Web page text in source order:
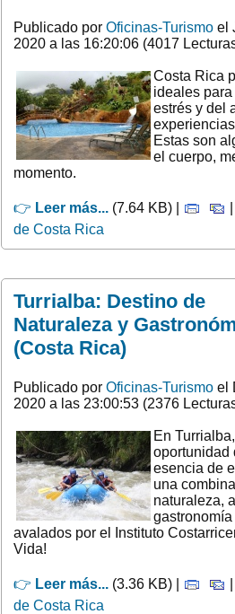
Publicado por Oficinas-Turismo el
2020 a las 16:20:06 (4017
Costa Rica
ideales
estrés y del
Estas son
el cuerpo,
momento.
👉 Leer más... (7.64 KB) |
de Costa Rica
Turrialba: Destino de
Naturaleza y
(Costa Rica)
Publicado por Oficinas-Turismo el
2020 a las 23:00:53 (2376
En
oportunidad
esencia de
una
naturaleza,
avalados por el Instituto
Vida!
👉 Leer más... (3.36 KB) |
de Costa Rica